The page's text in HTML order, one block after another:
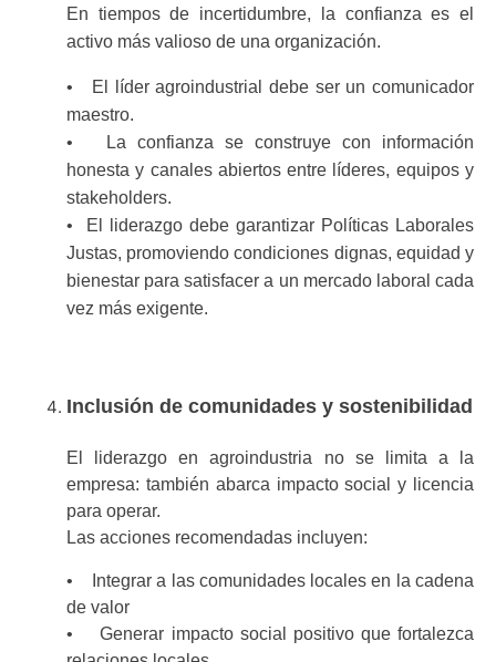
En tiempos de incertidumbre, la confianza es el
activo más valioso de una organización.
• El líder agroindustrial debe ser un comunicador
maestro.
• La confianza se construye con información
honesta y canales abiertos entre líderes, equipos y
stakeholders.
• El liderazgo debe garantizar Políticas Laborales
Justas, promoviendo condiciones dignas, equidad y
bienestar para satisfacer a un mercado laboral cada
vez más exigente.
Inclusión de comunidades y sostenibilidad
El liderazgo en agroindustria no se limita a la
empresa: también abarca impacto social y licencia
para operar.
Las acciones recomendadas incluyen:
• Integrar a las comunidades locales en la cadena
de valor
• Generar impacto social positivo que fortalezca